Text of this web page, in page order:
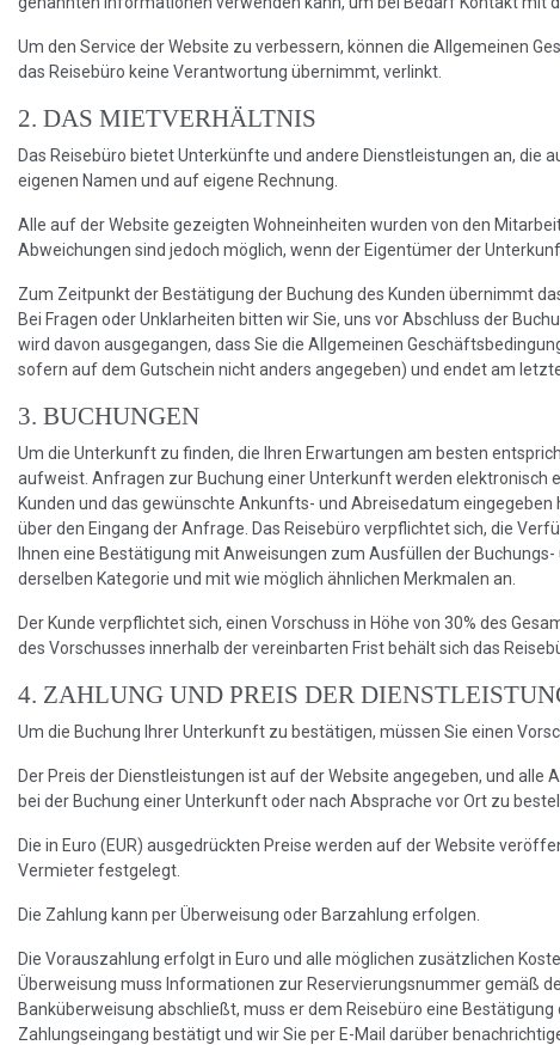
Um den Service der Website zu verbessern, können die Allgemeinen
das Reisebüro keine Verantwortung übernimmt, verlinkt.
2. DAS MIETVERHÄLTNIS
Das Reisebüro bietet Unterkünfte und andere Dienstleistungen an,
eigenen Namen und auf eigene Rechnung.
Alle auf der Website gezeigten Wohneinheiten wurden von den
Abweichungen sind jedoch möglich, wenn der Eigentümer der
Zum Zeitpunkt der Bestätigung der Buchung des Kunden übernimmt
Bei Fragen oder Unklarheiten bitten wir Sie, uns vor Abschluss der
wird davon ausgegangen, dass Sie die Allgemeinen
sofern auf dem Gutschein nicht anders angegeben) und endet am
3. BUCHUNGEN
Um die Unterkunft zu finden, die Ihren Erwartungen am besten
aufweist. Anfragen zur Buchung einer Unterkunft werden elektronisch
Kunden und das gewünschte Ankunfts- und Abreisedatum
über den Eingang der Anfrage. Das Reisebüro verpflichtet sich, die
Ihnen eine Bestätigung mit Anweisungen zum Ausfüllen der
derselben Kategorie und mit wie möglich ähnlichen Merkmalen an.
Der Kunde verpflichtet sich, einen Vorschuss in Höhe von 30% des
des Vorschusses innerhalb der vereinbarten Frist behält sich das
4. ZAHLUNG UND PREIS DER
Um die Buchung Ihrer Unterkunft zu bestätigen, müssen Sie einen
Der Preis der Dienstleistungen ist auf der Website angegeben, und
bei der Buchung einer Unterkunft oder nach Absprache vor Ort zu
Die in Euro (EUR) ausgedrückten Preise werden auf der Website
Vermieter festgelegt.
Die Zahlung kann per Überweisung oder Barzahlung erfolgen.
Die Vorauszahlung erfolgt in Euro und alle möglichen zusätzlichen
Überweisung muss Informationen zur Reservierungsnummer gemäß
Banküberweisung abschließt, muss er dem Reisebüro eine
Zahlungseingang bestätigt und wir Sie per E-Mail darüber